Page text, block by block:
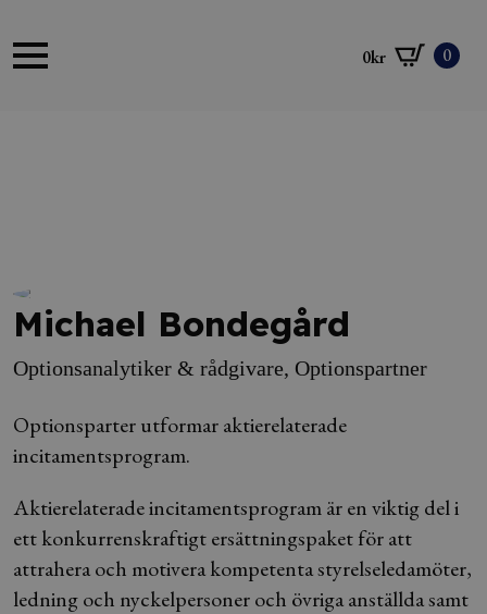
0kr 0
Michael Bondegård
Optionsanalytiker & rådgivare, Optionspartner
Optionsparter utformar aktierelaterade
incitamentsprogram.
Aktierelaterade incitamentsprogram är en viktig del i
ett konkurrenskraftigt ersättningspaket för att
attrahera och motivera kompetenta styrelseledamöter,
ledning och nyckelpersoner och övriga anställda samt